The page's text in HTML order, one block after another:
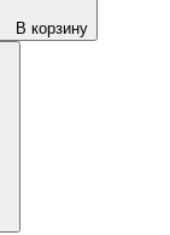
В корзину